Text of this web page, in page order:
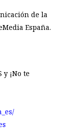
de la
España.
y ¡No te